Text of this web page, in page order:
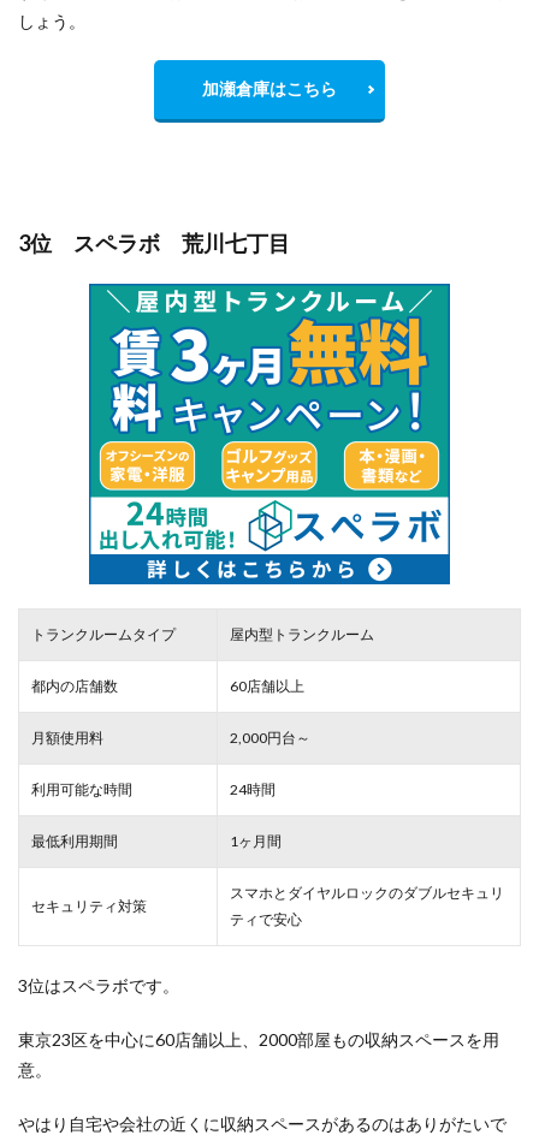
しょう。
加瀬倉庫はこちら
3位 スペラボ 荒川七丁目
トランクルームタイプ 屋内型トランクルーム
都内の店舗数 60店舗以上
月額使用料 2,000円台～
利用可能な時間 24時間
最低利用期間 1ヶ月間
セキュリティ対策
スマホとダイヤルロックのダブルセキュリ
ティで安心
3位はスペラボです。
東京23区を中心に60店舗以上、2000部屋もの収納スペースを用
意。
やはり自宅や会社の近くに収納スペースがあるのはありがたいで